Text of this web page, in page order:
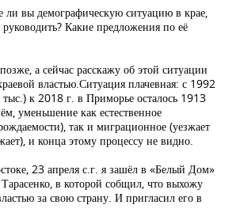
вы демографическую ситуацию в крае,
Какие предложения по её
а сейчас расскажу об этой ситуации
властью.Ситуация плачевная: с 1992
к 2018 г. в Приморье осталось 1913
уменьшение как естественное
так и миграционное (уезжает
и конца этому процессу не видно.
23 апреля с.г. я зашёл в «Белый Дом»
в которой собщил, что выхожу
за свою страну. И пригласил его в